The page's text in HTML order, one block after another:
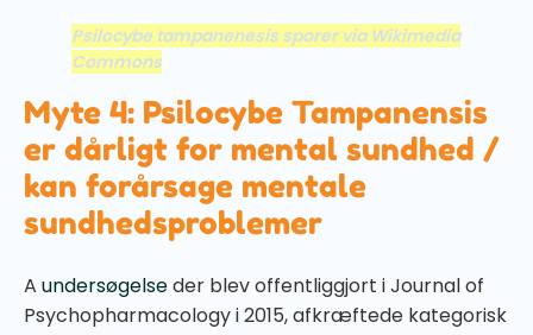
Psilocybe tampanenesis sporer via Wikimedia
Commons
Myte 4: Psilocybe Tampanensis
er dårligt for mental sundhed /
kan forårsage mentale
sundhedsproblemer
A undersøgelseder blev offentliggjort i Journal of
Psychopharmacology i 2015, afkræftede kategorisk